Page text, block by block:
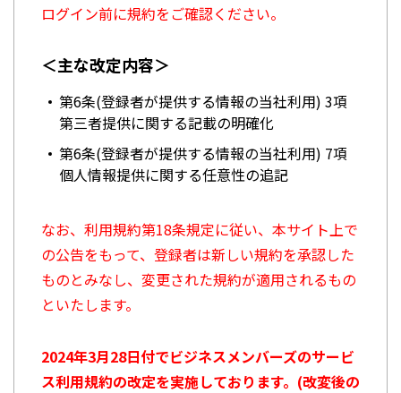
ログイン前に規約をご確認ください。
＜主な改定内容＞
第6条(登録者が提供する情報の当社利用) 3項
第三者提供に関する記載の明確化
第6条(登録者が提供する情報の当社利用) 7項
個人情報提供に関する任意性の追記
なお、利用規約第18条規定に従い、本サイト上で
の公告をもって、登録者は新しい規約を承認した
ものとみなし、変更された規約が適用されるもの
といたします。
2024年3月28日付でビジネスメンバーズのサービ
ス利用規約の改定を実施しております。(改変後の